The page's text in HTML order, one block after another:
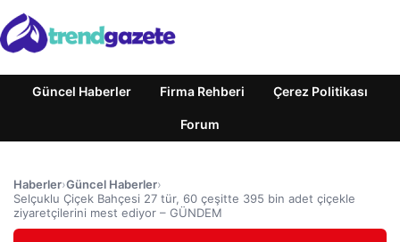
Güncel Haberler Firma Rehberi Çerez Politikası
Forum
Haberler›Güncel Haberler›
Selçuklu Çiçek Bahçesi 27 tür, 60 çeşitte 395 bin adet çiçekle
ziyaretçilerini mest ediyor – GÜNDEM